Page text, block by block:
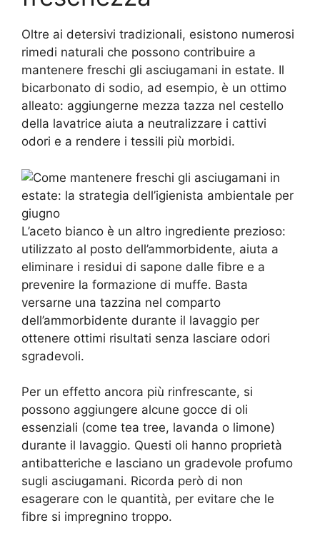
Oltre ai detersivi tradizionali, esistono numerosi
rimedi naturali che possono contribuire a
mantenere freschi gli asciugamani in estate. Il
bicarbonato di sodio, ad esempio, è un ottimo
alleato: aggiungerne mezza tazza nel cestello
della lavatrice aiuta a neutralizzare i cattivi
odori e a rendere i tessili più morbidi.
L’aceto bianco è un altro ingrediente prezioso:
utilizzato al posto dell’ammorbidente, aiuta a
eliminare i residui di sapone dalle fibre e a
prevenire la formazione di muffe. Basta
versarne una tazzina nel comparto
dell’ammorbidente durante il lavaggio per
ottenere ottimi risultati senza lasciare odori
sgradevoli.
Per un effetto ancora più rinfrescante, si
possono aggiungere alcune gocce di oli
essenziali (come tea tree, lavanda o limone)
durante il lavaggio. Questi oli hanno proprietà
antibatteriche e lasciano un gradevole profumo
sugli asciugamani. Ricorda però di non
esagerare con le quantità, per evitare che le
fibre si impregnino troppo.